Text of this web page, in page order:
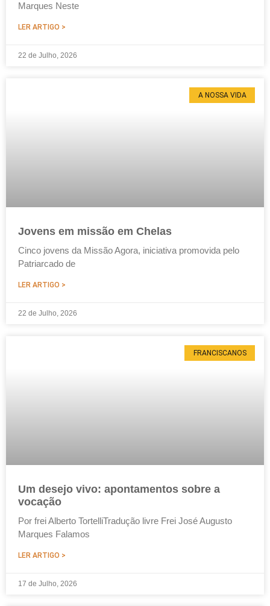
Marques Neste
LER ARTIGO >
22 de Julho, 2026
A NOSSA VIDA
Jovens em missão em Chelas
Cinco jovens da Missão Agora, iniciativa promovida pelo
Patriarcado de
LER ARTIGO >
22 de Julho, 2026
FRANCISCANOS
Um desejo vivo: apontamentos sobre a
vocação
Por frei Alberto TortelliTradução livre Frei José Augusto
Marques Falamos
LER ARTIGO >
17 de Julho, 2026